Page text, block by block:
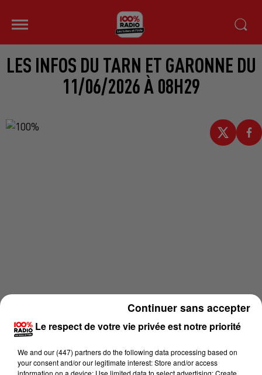
LES INFOS DU TARN ET GARONNE DU
11/06/2026 À 08H29
Le respect de votre vie privée est notre priorité
We and our (447) partnersdo the following data processing based on
your consent and/or our legitimate interest: Store and/or access
information on a device; Use limited data to select advertising; Create
Continuer sans accepter